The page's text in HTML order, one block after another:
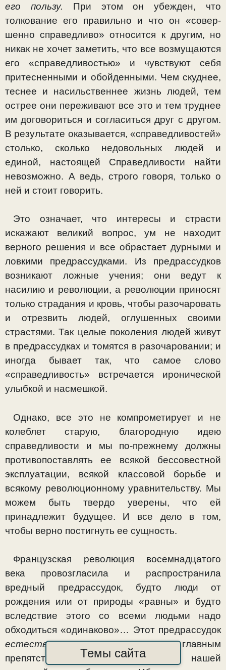
его пользу. При этом он убежден, что
толкование его правильно и что он «совер­
шенно справедливо» относится к другим, но
никак не хочет заметить, что все возмущаются
его «справедливостью» и чувствуют себя
притесненными и обойденными. Чем скуд­нее,
теснее и насильственнее жизнь людей, тем
острее они переживают все это и тем труднее
им договориться и со­гласиться друг с другом.
В результате оказывается, «справедливостей»
столько, сколько недовольных людей и
единой, настоящей Справедливости найти
невозможно. А ведь, строго говоря, только о
ней и стоит говорить.
Это означает, что интересы и страсти
искажают вели­кий вопрос, ум не находит
верного решения и все обраста­ет дурными и
ловкими предрассудками. Из предрассудков
возникают ложные учения; они ведут к
насилию и револю­ции, а революции приносят
только страдания и кровь, что­бы разочаровать
и отрезвить людей, оглушенных своими
страстями. Так целые поколения людей живут
в предрас­судках и томятся в разочаровании; и
иногда бывает так, что самое слово
«справедливость» встречается ироничес­кой
улыбкой и насмешкой.
Однако, все это не компрометирует и не
колеблет ста­рую, благородную идею
справедливости и мы по-прежнему должны
противопоставлять ее всякой бессовестной
эксплу­атации, всякой классовой борьбе и
всякому революционно­му уравнительству. Мы
можем быть твердо уверены, что ей
принадлежит будущее. И все дело в том,
чтобы верно постигнуть ее сущность.
Французская революция восемнадцатого
века провоз­гласила и распространила
вредный предрассудок, будто люди от
рождения или от природы «равны» и будто
вслед­ствие этого со всеми людьми надо
обходиться «одинако­во»… Этот предрассудок
естественного равенстваявляется главным
препятствием для разрешения нашей
Темы сайта